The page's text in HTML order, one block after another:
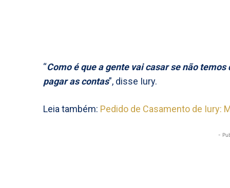
“Como é que a gente vai casar se não
pagar as contas”, disse Iury.
Leia também: Pedido de Casamento de Iury:
-